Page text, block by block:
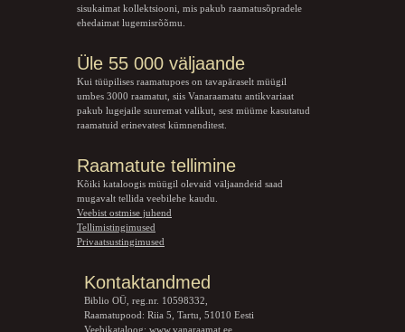
sisukaimat kollektsiooni, mis pakub raamatusõpradele
ehedaimat lugemisrõõmu.
Üle 55 000 väljaande
Kui tüüpilises raamatupoes on tavapäraselt müügil
umbes 3000 raamatut, siis Vanaraamatu antikvariaat
pakub lugejaile suuremat valikut, sest müüme kasutatud
raamatuid erinevatest kümnenditest.
Raamatute tellimine
Kõiki kataloogis müügil olevaid väljaandeid saad
mugavalt tellida veebilehe kaudu.
Veebist ostmise juhend
Tellimistingimused
Privaatsustingimused
Kontaktandmed
Biblio OÜ, reg.nr. 10598332,
Raamatupood: Riia 5, Tartu, 51010 Eesti
Veebikataloog: www.vanaraamat.ee